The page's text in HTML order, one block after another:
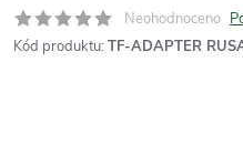
Neohodnoceno
Kód produktu: TF-ADAPTER